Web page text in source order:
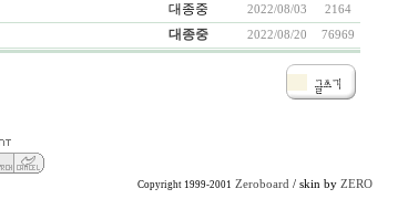
대종중 2022/08/03 2164
대종중 2022/08/20 76969
Copyright 1999-2001 Zeroboard / skin by ZERO